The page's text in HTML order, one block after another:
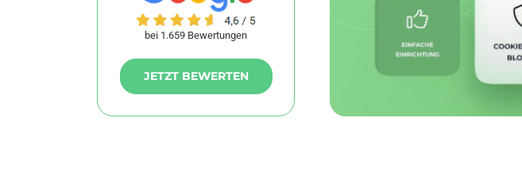
bei 1.659 Bewertungen
JETZT BEWERTEN